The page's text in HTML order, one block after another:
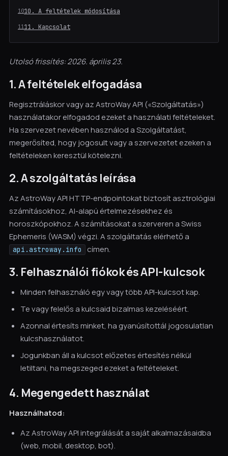
10. A feltételek módosítása
11. Kapcsolat
Utolsó frissítés: 2026. április 23.
1. A feltételek elfogadása
Regisztráláskor vagy az AstroWay API («Szolgáltatás»)
használatakor elfogadod ezeket a használati feltételeket.
Ha szervezet nevében használod a Szolgáltatást,
megerősíted, hogy jogosult vagy a szervezetet ezeken a
feltételeken keresztül kötelezni.
2. A szolgáltatás leírása
Az AstroWay API HTTP-endpointokat biztosít asztrológiai
számításokhoz, AI-alapú értelmezésekhez és
horoszkópokhoz. A számításokat a szerveren a Swiss
Ephemeris (WASM) végzi. A szolgáltatás elérhető a
api.astroway.info címen.
3. Felhasználói fiókok és API-kulcsok
Minden felhasználó egy vagy több API-kulcsot kap.
Te vagy felelős a kulcsaid bizalmas kezeléséért.
Azonnal értesíts minket, ha gyanúsítottál jogosulatlan
kulcshasználatot.
Jogunkban áll a kulcsot előzetes értesítés nélkül
letiltani, ha megszeged ezeket a feltételeket.
4. Megengedett használat
Használhatod:
Az AstroWay API integrálását a saját alkalmazásaidba
(web, mobil, desktop, bot).